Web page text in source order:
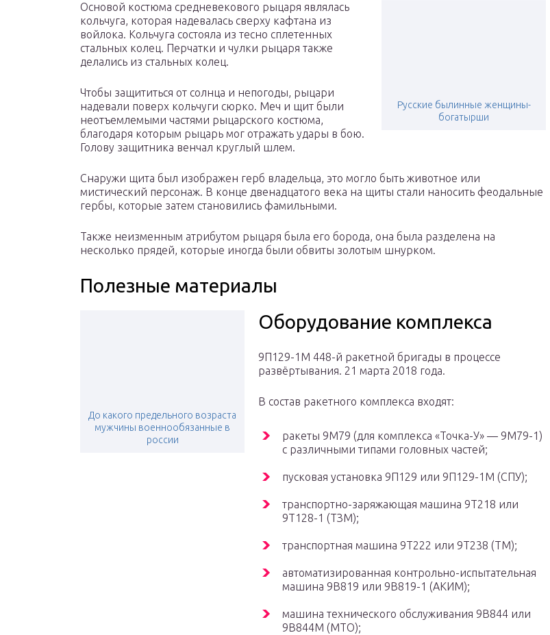
Русские былинные женщины-
богатырши
Основой костюма средневекового рыцаря являлась
кольчуга, которая надевалась сверху кафтана из
войлока. Кольчуга состояла из тесно сплетенных
стальных колец. Перчатки и чулки рыцаря также
делались из стальных колец.
Чтобы защититься от солнца и непогоды, рыцари
надевали поверх кольчуги сюрко. Меч и щит были
неотъемлемыми частями рыцарского костюма,
благодаря которым рыцарь мог отражать удары в бою.
Голову защитника венчал круглый шлем.
Снаружи щита был изображен герб владельца, это могло быть животное или
мистический персонаж. В конце двенадцатого века на щиты стали наносить феодальные
гербы, которые затем становились фамильными.
Также неизменным атрибутом рыцаря была его борода, она была разделена на
несколько прядей, которые иногда были обвиты золотым шнурком.
Полезные материалы
До какого предельного возраста
мужчины военнообязанные в
россии
Оборудование комплекса
9П129-1М 448-й ракетной бригады в процессе
развёртывания. 21 марта 2018 года.
В состав ракетного комплекса входят:
ракеты 9М79 (для комплекса «Точка-У» — 9М79-1)
с различными типами головных частей;
пусковая установка 9П129 или 9П129-1М (СПУ);
транспортно-заряжающая машина 9Т218 или
9Т128-1 (ТЗМ);
транспортная машина 9Т222 или 9Т238 (ТМ);
автоматизированная контрольно-испытательная
машина 9В819 или 9В819-1 (АКИМ);
машина технического обслуживания 9В844 или
9В844М (МТО);